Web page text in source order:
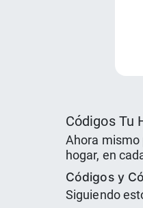
Códigos Tu
Ahora mismo
hogar, en
Códigos y
Siguiendo